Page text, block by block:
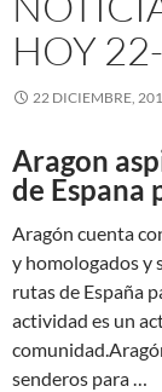
HOY
22 DICIEMBRE,
Aragon
de Espana
Aragón cuenta
y homologados y
rutas de España
actividad es un
senderos para …